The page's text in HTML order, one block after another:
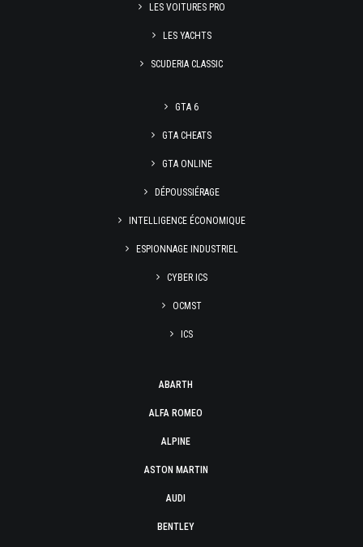
LES VOITURES PRO
LES YACHTS
SCUDERIA CLASSIC
GTA 6
GTA CHEATS
GTA ONLINE
DÉPOUSSIÉRAGE
INTELLIGENCE ÉCONOMIQUE
ESPIONNAGE INDUSTRIEL
CYBER ICS
OCMST
ICS
ABARTH
ALFA ROMEO
ALPINE
ASTON MARTIN
AUDI
BENTLEY